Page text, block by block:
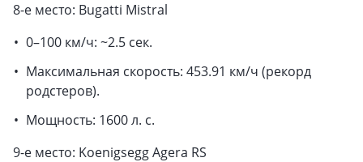
8-е место: Bugatti Mistral
0–100 км/ч: ~2.5 сек.
Максимальная скорость: 453.91 км/ч (рекорд
родстеров).
Мощность: 1600 л. с.
9-е место: Koenigsegg Agera RS